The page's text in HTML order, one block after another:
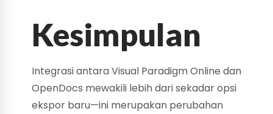
Kesimpulan
Integrasi antara Visual Paradigm Online dan
OpenDocs mewakili lebih dari sekadar opsi
ekspor baru—ini merupakan perubahan